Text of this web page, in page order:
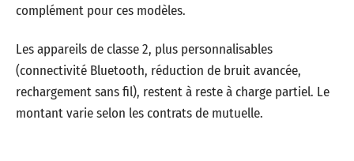
complément pour ces modèles.
Les appareils de classe 2, plus personnalisables
(connectivité Bluetooth, réduction de bruit avancée,
rechargement sans fil), restent à reste à charge partiel. Le
montant varie selon les contrats de mutuelle.